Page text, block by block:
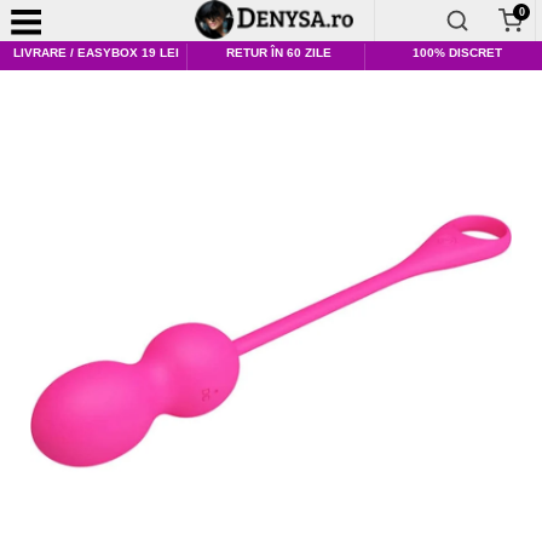
0
LIVRARE / EASYBOX 19 LEI RETUR ÎN 60 ZILE 100% DISCRET